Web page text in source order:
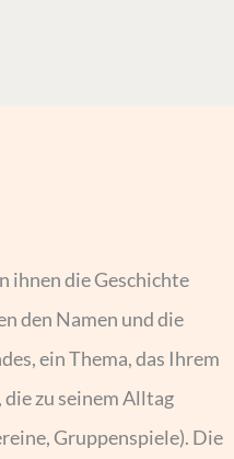
ihnen die Geschichte
den Namen und die
ein Thema, das Ihrem
zu seinem Alltag
Gruppenspiele). Die